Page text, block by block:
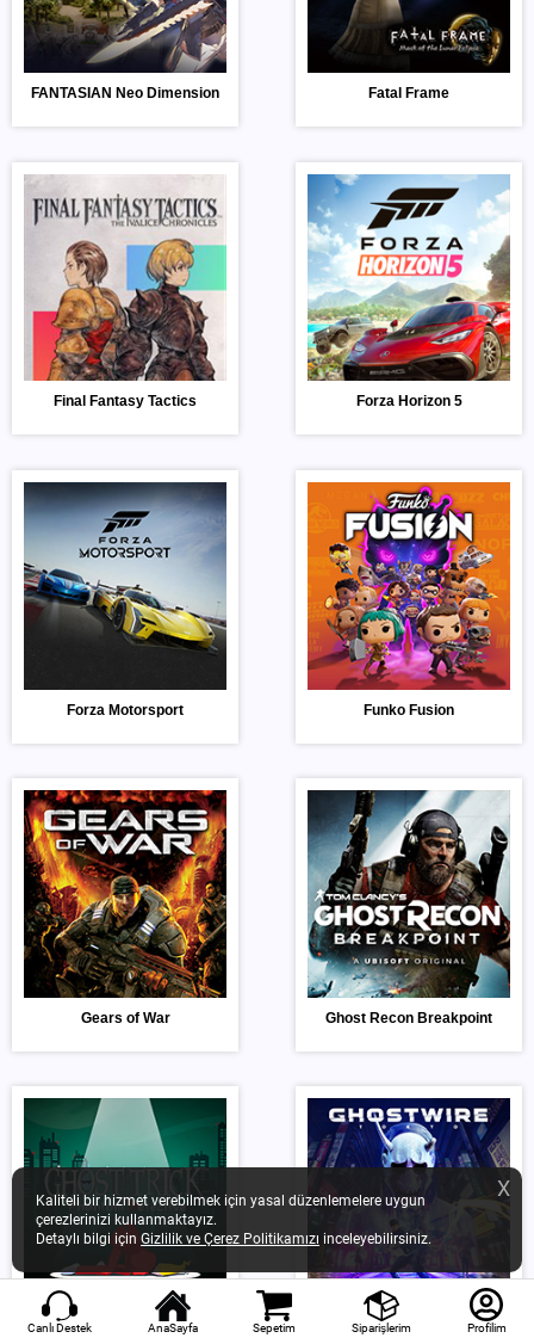
X
Kaliteli bir hizmet verebilmek için yasal düzenlemelere uygun
çerezlerinizi kullanmaktayız.
Detaylı bilgi içinGizlilik ve Çerez Politikamızı inceleyebilirsiniz.
Canlı Destek AnaSayfa Sepetim Siparişlerim Profilim
FANTASIAN Neo Dimension Fatal Frame
Final Fantasy Tactics Forza Horizon 5
Forza Motorsport Funko Fusion
Gears of War Ghost Recon Breakpoint
Ghost Trick Ghostwire Tokyo